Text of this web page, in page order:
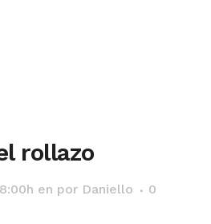
rollazo
en por Daniello
0